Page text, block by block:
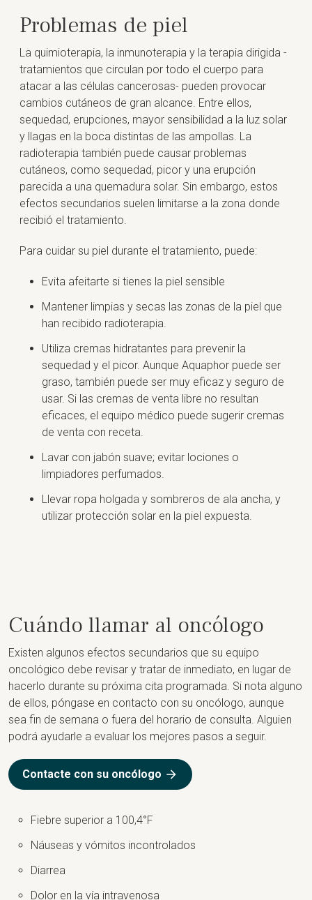
Problemas de piel
La quimioterapia, la inmunoterapia y la terapia dirigida -
tratamientos que circulan por todo el cuerpo para
atacar a las células cancerosas- pueden provocar
cambios cutáneos de gran alcance. Entre ellos,
sequedad, erupciones, mayor sensibilidad a la luz solar
y llagas en la boca distintas de las ampollas. La
radioterapia también puede causar problemas
cutáneos, como sequedad, picor y una erupción
parecida a una quemadura solar. Sin embargo, estos
efectos secundarios suelen limitarse a la zona donde
recibió el tratamiento.
Para cuidar su piel durante el tratamiento, puede:
Evita afeitarte si tienes la piel sensible
Mantener limpias y secas las zonas de la piel que
han recibido radioterapia.
Utiliza cremas hidratantes para prevenir la
sequedad y el picor. Aunque Aquaphor puede ser
graso, también puede ser muy eficaz y seguro de
usar. Si las cremas de venta libre no resultan
eficaces, el equipo médico puede sugerir cremas
de venta con receta.
Lavar con jabón suave; evitar lociones o
limpiadores perfumados.
Llevar ropa holgada y sombreros de ala ancha, y
utilizar protección solar en la piel expuesta.
Cuándo llamar al oncólogo
Existen algunos efectos secundarios que su equipo
oncológico debe revisar y tratar de inmediato, en lugar de
hacerlo durante su próxima cita programada. Si nota alguno
de ellos, póngase en contacto con su oncólogo, aunque
sea fin de semana o fuera del horario de consulta. Alguien
podrá ayudarle a evaluar los mejores pasos a seguir.
Contacte con su oncólogo
Fiebre superior a 100,4°F
Náuseas y vómitos incontrolados
Diarrea
Dolor en la vía intravenosa